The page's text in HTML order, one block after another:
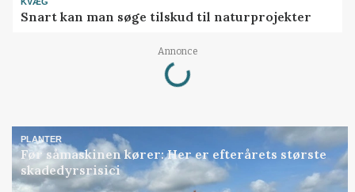
KVÆG
Snart kan man søge tilskud til naturprojekter
Annonce
Loading...
PLANTER
Før såmaskinen kører: Her er efterårets største
skadedyrsrisici